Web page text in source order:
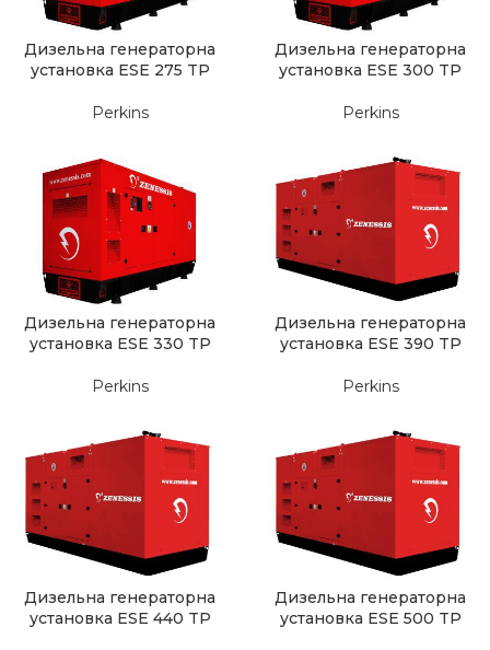
Дизельна генераторна
установка ESE 275 TP
Perkins
Дизельна генераторна
установка ESE 300 TP
Perkins
Дизельна генераторна
установка ESE 330 TP
Perkins
Дизельна генераторна
установка ESE 390 TP
Perkins
Дизельна генераторна
установка ESE 440 TP
Дизельна генераторна
установка ESE 500 TP